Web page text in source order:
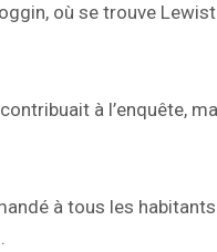
où se trouve
à l’enquête,
à tous les